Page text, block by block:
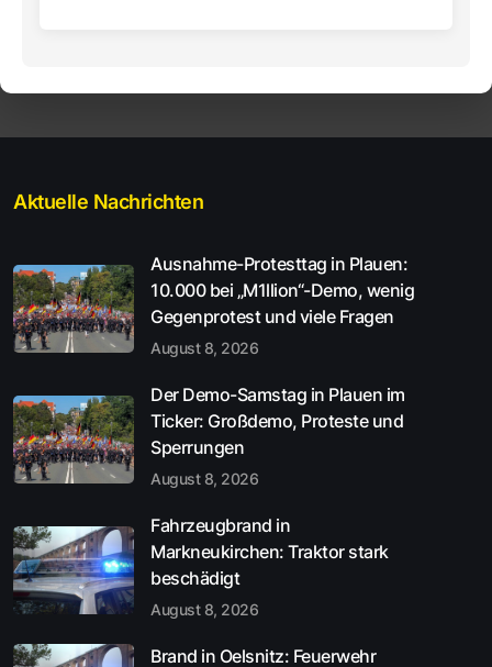
Aktuelle Nachrichten
Ausnahme-Protesttag in Plauen:
10.000 bei „M1llion“-Demo, wenig
Gegenprotest und viele Fragen
August 8, 2026
Der Demo-Samstag in Plauen im
Ticker: Großdemo, Proteste und
Sperrungen
August 8, 2026
Fahrzeugbrand in
Markneukirchen: Traktor stark
beschädigt
August 8, 2026
Brand in Oelsnitz: Feuerwehr